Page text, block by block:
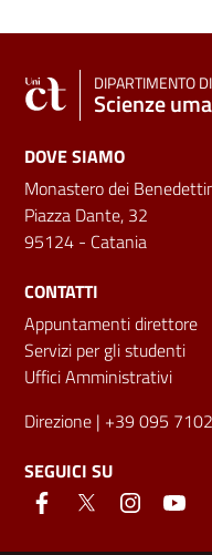
DIPARTIMENTO DI
Scienze
DOVE SIAMO
Monastero dei
Piazza Dante, 32
95124 - Catania
CONTATTI
Appuntamenti direttore
Servizi per gli studenti
Uffici Amministrativi
Direzione | +39 095
SEGUICI SU